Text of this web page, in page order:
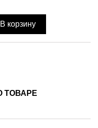
В корзину
ТОВАРЕ